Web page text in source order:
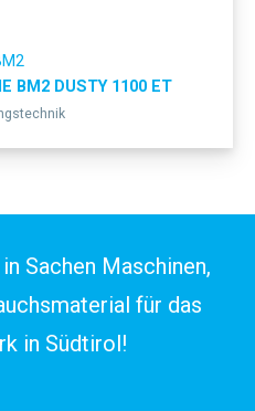
BM2 DUSTY 1100 ET
Sachen Maschinen,
für das
in Südtirol!